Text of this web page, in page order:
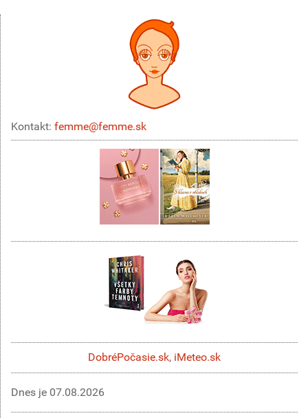
Kontakt: femme@femme.sk
DobréPočasie.sk, iMeteo.sk
Dnes je 07.08.2026